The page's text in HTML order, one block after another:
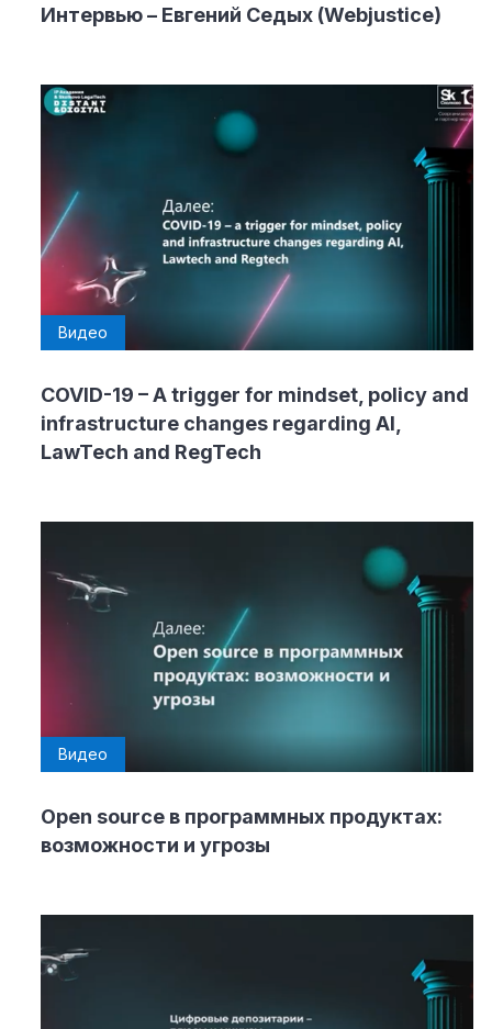
Интервью – Евгений Седых (Webjustice)
Видео
COVID-19 – A trigger for mindset, policy and
infrastructure changes regarding AI,
LawTech and RegTech
Видео
Open source в программных продуктах:
возможности и угрозы